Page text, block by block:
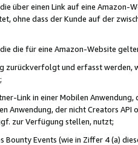
über einen Link auf eine
ohne dass der Kunde auf der
die für eine Amazon-Website
zurückverfolgt und erfasst werden,
Link in einer Mobilen
Anwendung, der nicht Creators
zur Verfügung stellen, nutzt;
Bounty Events (wie in Ziffer 4 (a)